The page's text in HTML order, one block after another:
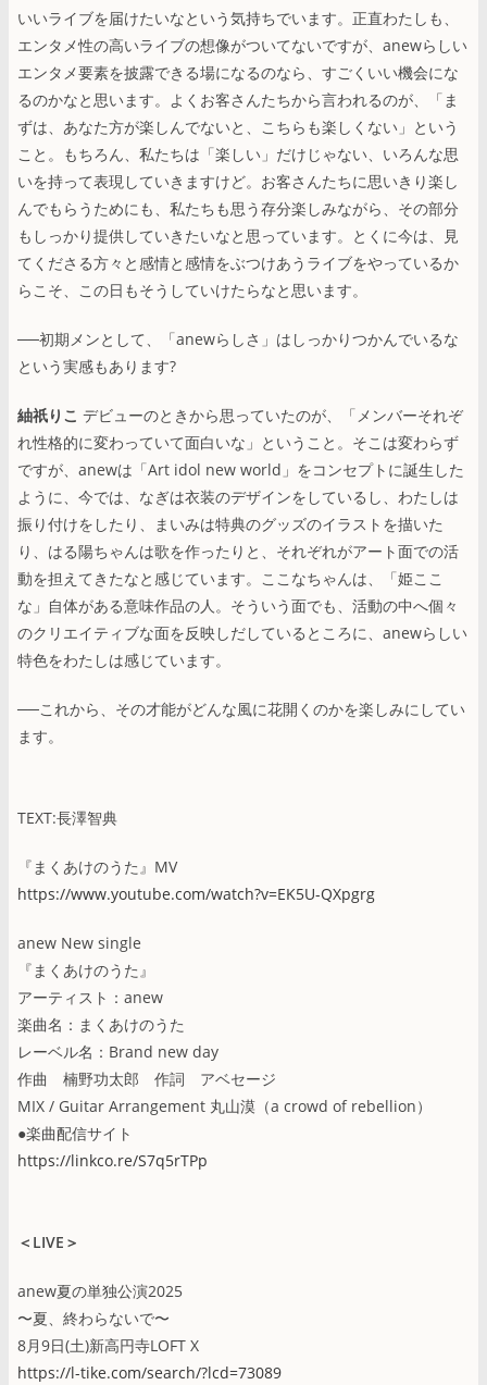
いいライブを届けたいなという気持ちでいます。正直わたしも、
エンタメ性の高いライブの想像がついてないですが、anewらしい
エンタメ要素を披露できる場になるのなら、すごくいい機会にな
るのかなと思います。よくお客さんたちから言われるのが、「ま
ずは、あなた方が楽しんでないと、こちらも楽しくない」という
こと。もちろん、私たちは「楽しい」だけじゃない、いろんな思
いを持って表現していきますけど。お客さんたちに思いきり楽し
んでもらうためにも、私たちも思う存分楽しみながら、その部分
もしっかり提供していきたいなと思っています。とくに今は、見
てくださる方々と感情と感情をぶつけあうライブをやっているか
らこそ、この日もそうしていけたらなと思います。
──初期メンとして、「anewらしさ」はしっかりつかんでいるな
という実感もあります?
紬祇りこ デビューのときから思っていたのが、「メンバーそれぞ
れ性格的に変わっていて面白いな」ということ。そこは変わらず
ですが、anewは「Art idol new world」をコンセプトに誕生した
ように、今では、なぎは衣装のデザインをしているし、わたしは
振り付けをしたり、まいみは特典のグッズのイラストを描いた
り、はる陽ちゃんは歌を作ったりと、それぞれがアート面での活
動を担えてきたなと感じています。ここなちゃんは、「姫ここ
な」自体がある意味作品の人。そういう面でも、活動の中へ個々
のクリエイティブな面を反映しだしているところに、anewらしい
特色をわたしは感じています。
──これから、その才能がどんな風に花開くのかを楽しみにしてい
ます。
TEXT:長澤智典
『まくあけのうた』MV
https://www.youtube.com/watch?v=EK5U-QXpgrg
anew New single
『まくあけのうた』
アーティスト：anew
楽曲名：まくあけのうた
レーベル名：Brand new day
作曲 楠野功太郎 作詞 アベセージ
MIX / Guitar Arrangement 丸山漠（a crowd of rebellion）
●楽曲配信サイト
https://linkco.re/S7q5rTPp
＜LIVE＞
anew夏の単独公演2025
〜夏、終わらないで〜
8月9日(土)新高円寺LOFT X
https://l-tike.com/search/?lcd=73089